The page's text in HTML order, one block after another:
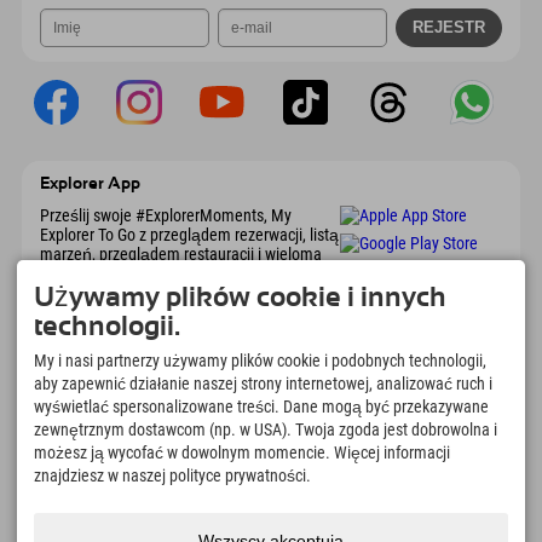
Explorer App
Prześlij swoje #ExplorerMoments, My
Explorer To Go z przeglądem rezerwacji, listą
marzeń, przeglądem restauracji i wieloma
Czas na chwile odkrywcy
166
Jeziora górskie i baseny
rekreacyjne
4.634km
Stoki do jazdy na nartach i
snowboardzie
8.991km
Szlaki do pieszych
97%
Używamy plików cookie i innych
technologii.
My i nasi partnerzy używamy plików cookie i podobnych technologii,
aby zapewnić działanie naszej strony internetowej, analizować ruch i
wyświetlać spersonalizowane treści. Dane mogą być przekazywane
zewnętrznym dostawcom (np. w USA). Twoja zgoda jest dobrowolna i
możesz ją wycofać w dowolnym momencie. Więcej informacji
znajdziesz w naszej polityce prywatności.